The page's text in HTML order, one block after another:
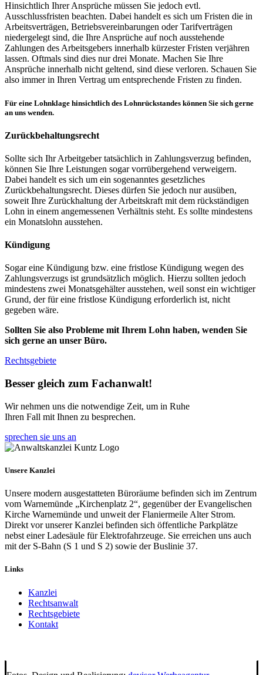
Hinsichtlich Ihrer Ansprüche müssen Sie jedoch evtl.
Ausschlussfristen beachten. Dabei handelt es sich um Fristen die in
Arbeitsverträgen, Betriebsvereinbarungen oder Tarifverträgen
niedergelegt sind, die Ihre Ansprüche auf noch ausstehende
Zahlungen des Arbeitsgebers innerhalb kürzester Fristen verjähren
lassen. Oftmals sind dies nur drei Monate. Machen Sie Ihre
Ansprüche innerhalb nicht geltend, sind diese verloren. Schauen Sie
also immer in Ihren Vertrag um entsprechende Fristen zu finden.
Für eine Lohnklage hinsichtlich des Lohnrückstandes können Sie sich gerne
an uns wenden.
Zurückbehaltungsrecht
Sollte sich Ihr Arbeitgeber tatsächlich in Zahlungsverzug befinden,
können Sie Ihre Leistungen sogar vorrübergehend verweigern.
Dabei handelt es sich um ein sogenanntes gesetzliches
Zurückbehaltungsrecht. Dieses dürfen Sie jedoch nur ausüben,
soweit Ihre Zurückhaltung der Arbeitskraft mit dem rückständigen
Lohn in einem angemessenen Verhältnis steht. Es sollte mindestens
ein Monatslohn ausstehen.
Kündigung
Sogar eine Kündigung bzw. eine fristlose Kündigung wegen des
Zahlungsverzugs ist grundsätzlich möglich. Hierzu sollten jedoch
mindestens zwei Monatsgehälter ausstehen, weil sonst ein wichtiger
Grund, der für eine fristlose Kündigung erforderlich ist, nicht
gegeben wäre.
Sollten Sie also Probleme mit Ihrem Lohn haben, wenden Sie
sich gerne an unser Büro.
Rechtsgebiete
Besser gleich zum Fachanwalt!
Wir nehmen uns die notwendige Zeit, um in Ruhe
Ihren Fall mit Ihnen zu besprechen.
sprechen sie uns an
Unsere Kanzlei
Unsere modern ausgestatteten Büroräume befinden sich im Zentrum
vom Warnemünde „Kirchenplatz 2“, gegenüber der Evangelischen
Kirche Warnemünde und unweit der Flaniermeile Alter Strom.
Direkt vor unserer Kanzlei befinden sich öffentliche Parkplätze
nebst einer Ladesäule für Elektrofahrzeuge. Sie erreichen uns auch
mit der S-Bahn (S 1 und S 2) sowie der Buslinie 37.
Links
Kanzlei
Rechtsanwalt
Rechtsgebiete
Kontakt